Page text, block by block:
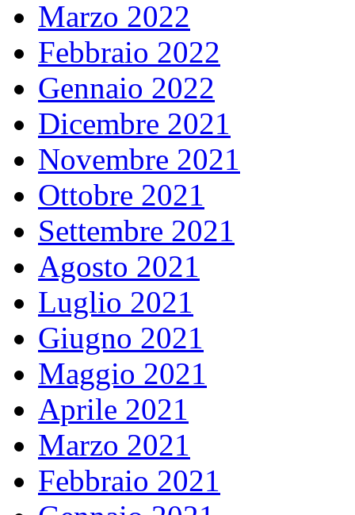
Marzo 2022
Febbraio 2022
Gennaio 2022
Dicembre 2021
Novembre 2021
Ottobre 2021
Settembre 2021
Agosto 2021
Luglio 2021
Giugno 2021
Maggio 2021
Aprile 2021
Marzo 2021
Febbraio 2021